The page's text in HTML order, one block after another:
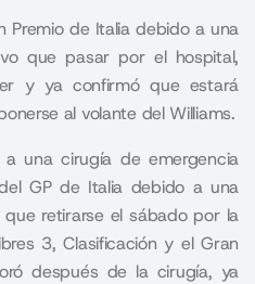
Premio de Italia debido a una
que pasar por el hospital,
y ya confirmó que estará
al volante del Williams.
una cirugía de emergencia
GP de Italia debido a una
retirarse el sábado por la
3, Clasificación y el Gran
después de la cirugía, ya